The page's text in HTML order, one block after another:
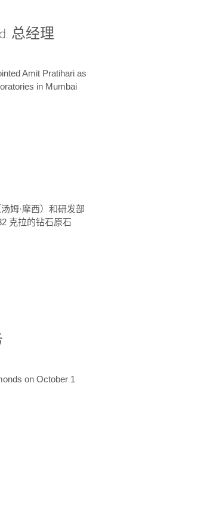
总经理
Amit Pratihari as
in Mumbai
姆·摩西）和研发部
克拉的钻石原石
on October 1